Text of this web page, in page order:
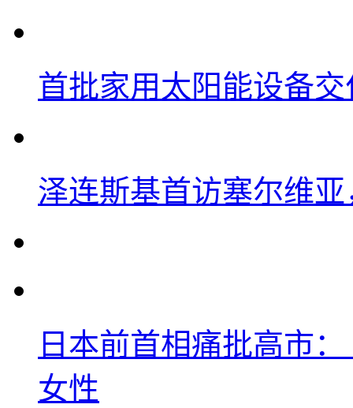
首批家用太阳能设备
泽连斯基首访塞尔维
日本前首相痛批高市
女性